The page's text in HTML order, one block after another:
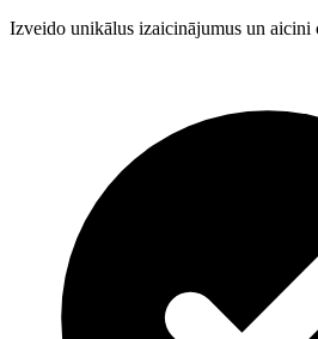
Izveido unikālus izaicinājumus un aicini